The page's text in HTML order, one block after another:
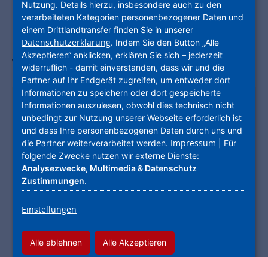
ist von Kommune zu Kommune unterschiedlich.
Wichtige Infos im Video kurz erklärt
Möchten Sie vonYoutube
bereitgestellte externe Inhalte laden?
Das YouTube iframe haben wir eingebettet,
um Ihnen auf unserer Website das Abspielen
von uns ausgewählten Videos zu ermöglichen,
die auf YouTube gehostet werden. Hierbei wird
auch Ihre IP-Adresse an YouTube übertragen.
Website, auf der ein YouTube iframe
eingesetzt wird, kann YouTube nachvollziehen,
Nutzung. Details hierzu, insbesondere auch zu den
verarbeiteten Kategorien personenbezogener Daten und
einem Drittlandtransfer finden Sie in unserer
Datenschutzerklärung. Indem Sie den Button „Alle
Akzeptieren“ anklicken, erklären Sie sich – jederzeit
widerruflich - damit einverstanden, dass wir und die
Partner auf Ihr Endgerät zugreifen, um entweder dort
Informationen zu speichern oder dort gespeicherte
Informationen auszulesen, obwohl dies technisch nicht
unbedingt zur Nutzung unserer Webseite erforderlich ist
und dass Ihre personenbezogenen Daten durch uns und
die Partner weiterverarbeitet werden. Impressum | Für
folgende Zwecke nutzen wir externe Dienste:
Analysezwecke, Multimedia & Datenschutz
Zustimmungen.
Einstellungen
Alle ablehnen Alle Akzeptieren